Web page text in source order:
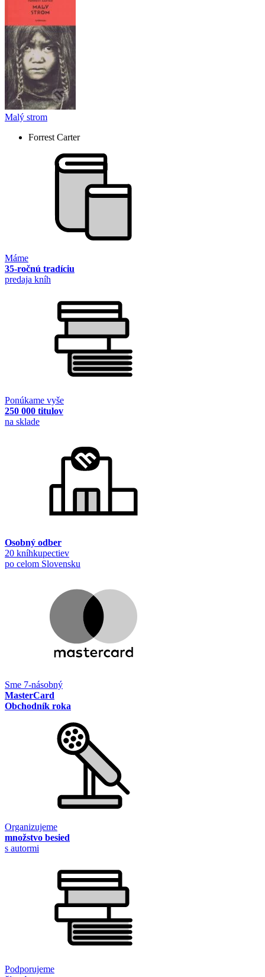
Malý strom
Forrest Carter
Máme
35-ročnú tradíciu
predaja kníh
Ponúkame vyše
250 000 titulov
na sklade
Osobný odber
20 kníhkupectiev
po celom Slovensku
Sme 7-násobný
MasterCard
Obchodník roka
Organizujeme
množstvo besied
s autormi
Podporujeme